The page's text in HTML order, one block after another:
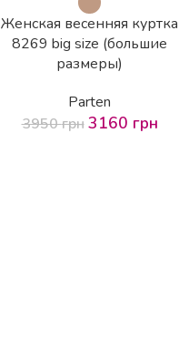
Женская весенняя куртка
8269 big size (большие
размеры)
Parten
3950грн 3160 грн